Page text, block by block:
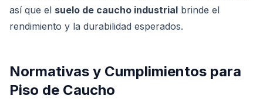
así que el suelo de caucho industrial brinde el
rendimiento y la durabilidad esperados.
Normativas y Cumplimientos para
Piso de Caucho